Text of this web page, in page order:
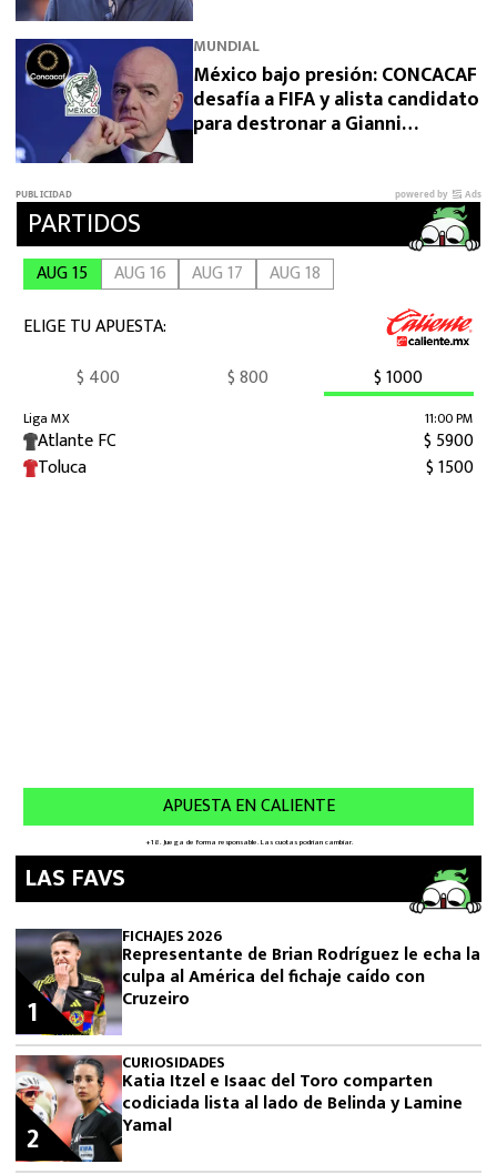
MUNDIAL
México bajo presión: CONCACAF
desafía a FIFA y alista candidato
para destronar a Gianni
LAS FAVS
FICHAJES 2026
Representante de Brian Rodríguez le echa la
culpa al América del fichaje caído con
Cruzeiro
1
CURIOSIDADES
Katia Itzel e Isaac del Toro comparten
codiciada lista al lado de Belinda y Lamine
Yamal
2